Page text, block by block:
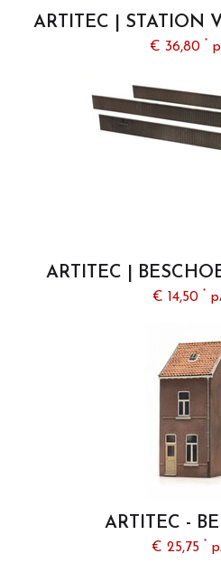
ARTITEC | STATION
€ 36,80 *
ARTITEC |
€ 14,50 *
ARTITEC -
€ 25,75 *